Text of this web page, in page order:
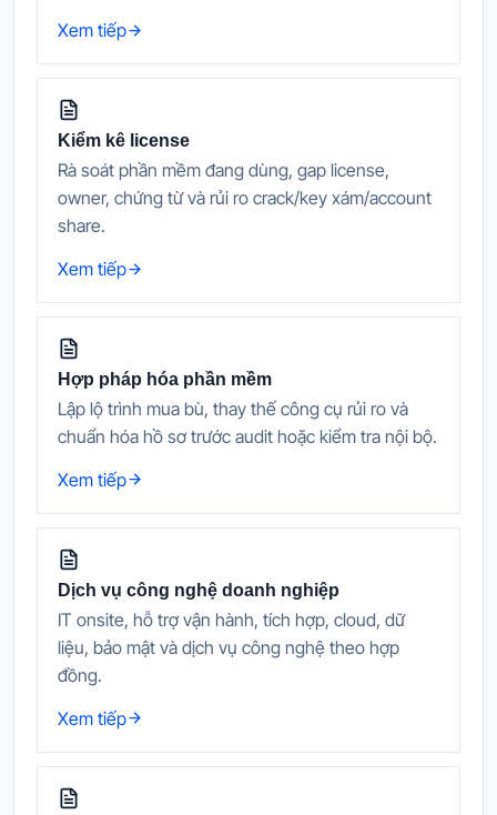
Xem tiếp
Kiểm kê license
Rà soát phần mềm đang dùng, gap license,
owner, chứng từ và rủi ro crack/key xám/account
share.
Xem tiếp
Hợp pháp hóa phần mềm
Lập lộ trình mua bù, thay thế công cụ rủi ro và
chuẩn hóa hồ sơ trước audit hoặc kiểm tra nội bộ.
Xem tiếp
Dịch vụ công nghệ doanh nghiệp
IT onsite, hỗ trợ vận hành, tích hợp, cloud, dữ
liệu, bảo mật và dịch vụ công nghệ theo hợp
đồng.
Xem tiếp